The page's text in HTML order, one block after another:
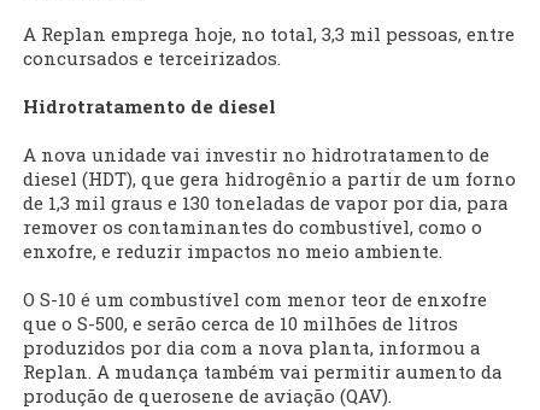
A Replan emprega hoje, no total, 3,3 mil pessoas, entre
concursados e terceirizados.
Hidrotratamento de diesel
A nova unidade vai investir no hidrotratamento de
diesel (HDT), que gera hidrogênio a partir de um forno
de 1,3 mil graus e 130 toneladas de vapor por dia, para
remover os contaminantes do combustível, como o
enxofre, e reduzir impactos no meio ambiente.
O S-10 é um combustível com menor teor de enxofre
que o S-500, e serão cerca de 10 milhões de litros
produzidos por dia com a nova planta, informou a
Replan. A mudança também vai permitir aumento da
produção de querosene de aviação (QAV).